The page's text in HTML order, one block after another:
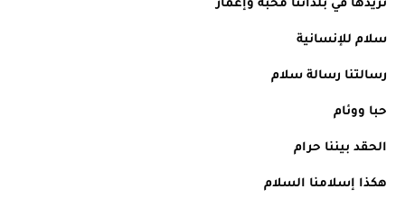
نريدها في بلداننا محبة وإعمار
سلام للإنسانية
رسالتنا رسالة سلام
حبا ووئام
الحقد بيننا حرام
هكذا إسلامنا السلام